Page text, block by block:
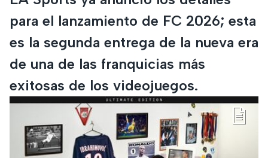
para el lanzamiento de FC 2026; esta
es la segunda entrega de la nueva era
de una de las franquicias más
exitosas de los videojuegos.